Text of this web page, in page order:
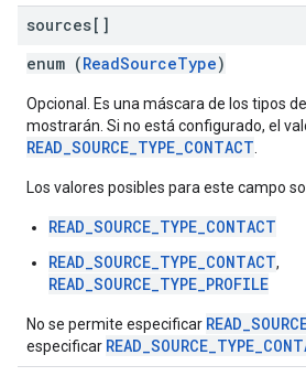
sources[]
enum (ReadSourceType)
Opcional. Es una máscara de los tipos
mostrarán. Si no está configurado, el
READ_SOURCE_TYPE_CONTACT
Los valores posibles para este campo
READ_SOURCE_TYPE_CONTACT
READ_SOURCE_TYPE_CONTACT,
READ_SOURCE_TYPE_PROFILE
No se permite especificar
especificar